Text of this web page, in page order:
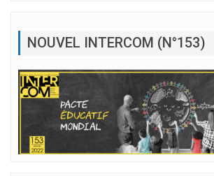
NOUVEL INTERCOM (N°153)